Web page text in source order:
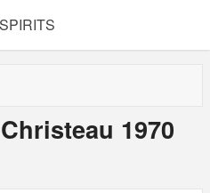
1970